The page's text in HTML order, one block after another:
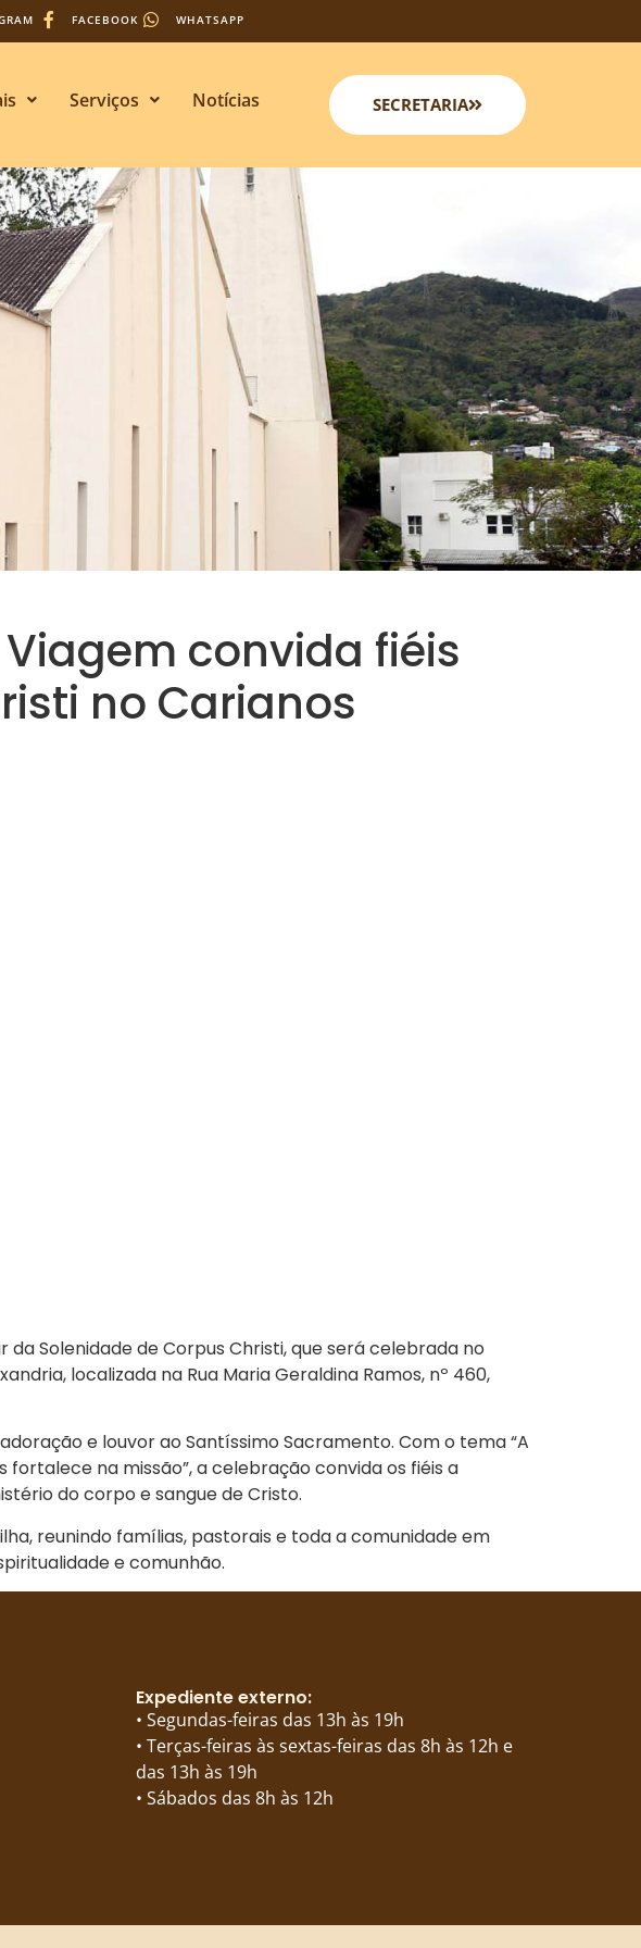
FACEBOOK WHATSAPP
Serviços Notícias SECRETARIA
convida fiéis
no Carianos
Solenidade de Corpus Christi, que será celebrada no
localizada na Rua Maria Geraldina Ramos, nº 460,
e louvor ao Santíssimo Sacramento. Com o tema “A
na missão”, a celebração convida os fiéis a
do corpo e sangue de Cristo.
reunindo famílias, pastorais e toda a comunidade em
e comunhão.
Expediente externo:
• Segundas-feiras das 13h às 19h
• Terças-feiras às sextas-feiras das 8h às 12h e
das 13h às 19h
• Sábados das 8h às 12h